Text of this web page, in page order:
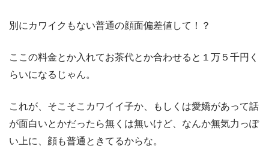
別にカワイクもない普通の顔面偏差値して！？
ここの料金とか入れてお茶代とか合わせると１万５千円く
らいになるじゃん。
これが、そこそこカワイイ子か、もしくは愛嬌があって話
が面白いとかだったら無くは無いけど、なんか無気力っぽ
い上に、顔も普通ときてるからな。